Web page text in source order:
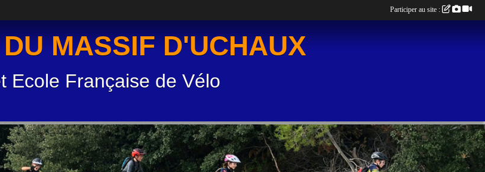
MASSIF D'UCHAUX
Ecole Française de Vélo
Participer au site :